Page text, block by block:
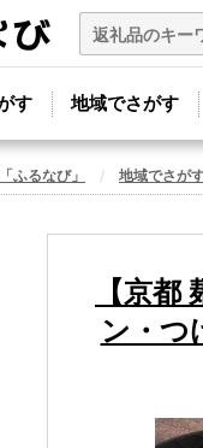
す 地域でさがす
ふるなび」 地域でさが
【京
ン・つ